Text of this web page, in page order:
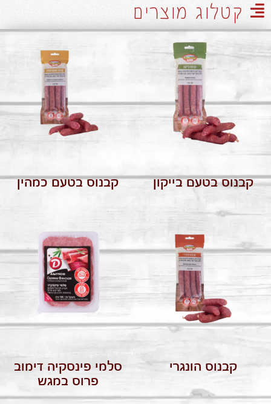
קטלוג מוצרים
קבנוס בטעם בייקון קבנוס בטעם כמהין
קבנוס הונגרי
סלמי פינסקיה דימוב
פרוס במגש